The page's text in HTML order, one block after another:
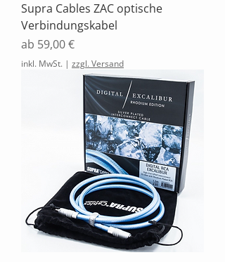
Supra Cables ZAC optische
Verbindungskabel
ab 59,00 €
Sale-Preis
inkl. MwSt. | zzgl. Versand